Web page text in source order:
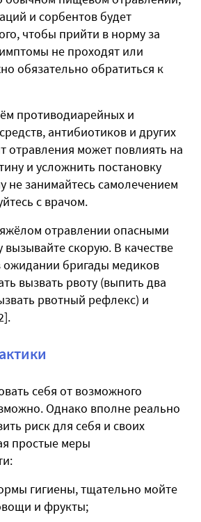
и сорбентов будет
чтобы прийти в норму за
не проходят или
обязательно обратиться к
противодиарейных и
антибиотиков и других
отравления может повлиять на
и усложнить постановку
не занимайтесь самолечением
с врачом.
отравлении опасными
вызывайте скорую. В качестве
бригады медиков
вызвать рвоту (выпить два
рвотный рефлекс) и
себя от возможного
Однако вполне реально
риск для себя и своих
простые меры
гигиены, тщательно мойте
и фрукты;